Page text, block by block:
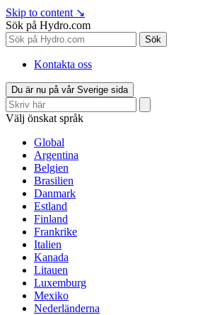
Skip to content ↘
Sök på Hydro.com
Sök
Kontakta oss
Du är nu på vår Sverige sida
Välj önskat språk
Global
Argentina
Belgien
Brasilien
Danmark
Estland
Finland
Frankrike
Italien
Kanada
Litauen
Luxemburg
Mexiko
Nederländerna